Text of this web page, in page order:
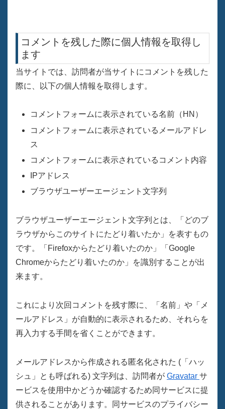
コメントを残した際に個人情報を取得し
ます
当サイトでは、訪問者が当サイトにコメントを残した
際に、以下の個人情報を取得します。
コメントフォームに表示されている名前（HN）
コメントフォームに表示されているメールアドレ
ス
コメントフォームに表示されているコメント内容
IPアドレス
ブラウザユーザーエージェント文字列
ブラウザユーザーエージェント文字列とは、「どのブ
ラウザからこのサイトにたどり着いたか」を表すもの
です。「Firefoxからたどり着いたのか」「Google
Chromeからたどり着いたのか」を識別することが出
来ます。
これにより次回コメントを残す際に、「名前」や「メ
ールアドレス」が自動的に表示されるため、それらを
再入力する手間を省くことができます。
メールアドレスから作成される匿名化された (「ハッ
シュ」とも呼ばれる) 文字列は、訪問者が Gravatar サ
ービスを使用中かどうか確認するため同サービスに提
供されることがあります。同サービスのプライバシー